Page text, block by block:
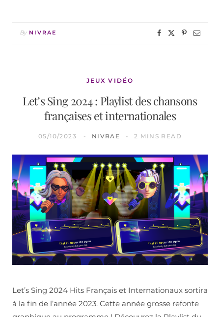
By NIVRAE
JEUX VIDÉO
Let’s Sing 2024 : Playlist des chansons
françaises et internationales
05/10/2023 NIVRAE 2 MINS READ
Let’s Sing 2024 Hits Français et Internationaux sortira
à la fin de l’année 2023. Cette année grosse refonte